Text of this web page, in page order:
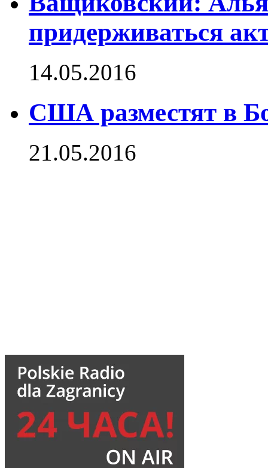
придерживаться
14.05.2016
США разместят в
21.05.2016